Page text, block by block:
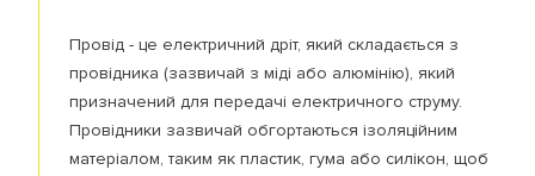
Провід - це електричний дріт, який складається з
провідника (зазвичай з міді або алюмінію), який
призначений для передачі електричного струму.
Провідники зазвичай обгортаються ізоляційним
матеріалом, таким як пластик, гума або силікон, щоб